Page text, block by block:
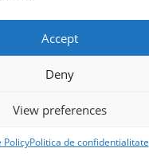
Accept
Deny
View preferences
PolicyPolitica de confidentialitate
© Iridescent 2019